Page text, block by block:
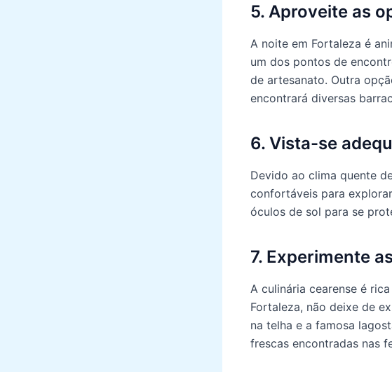
5. Aproveite as
A noite em Fortaleza é
um dos pontos de
de artesanato. Outra
encontrará diversas
6. Vista-se
Devido ao clima quente
confortáveis para
óculos de sol para se
7. Experimente
A culinária cearense é
Fortaleza, não deixe de
na telha e a famosa
frescas encontradas nas